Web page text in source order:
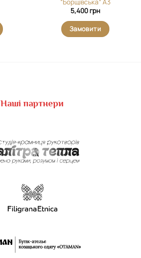
“Борщівська” А3
5,400 грн
Замовити
Наші партнери